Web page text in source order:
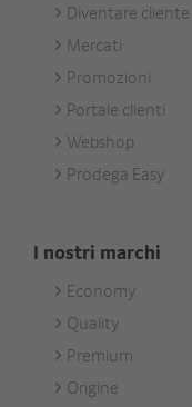
Footer
Services
Diventare cliente
Mercati
Promozioni
Portale clienti
Webshop
Prodega Easy
I nostri marchi
Footer
Unsere
Marken
Economy
Quality
Premium
Origine